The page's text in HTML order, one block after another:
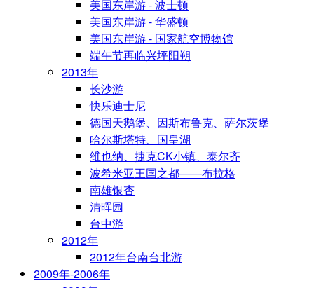
美国东岸游 - 波士顿
美国东岸游 - 华盛顿
美国东岸游 - 国家航空博物馆
端午节再临兴坪阳朔
2013年
长沙游
快乐迪士尼
德国天鹅堡、因斯布鲁克、萨尔茨堡
哈尔斯塔特、国皇湖
维也纳、捷克CK小镇、泰尔齐
波希米亚王国之都——布拉格
南雄银杏
清晖园
台中游
2012年
2012年台南台北游
2009年-2006年